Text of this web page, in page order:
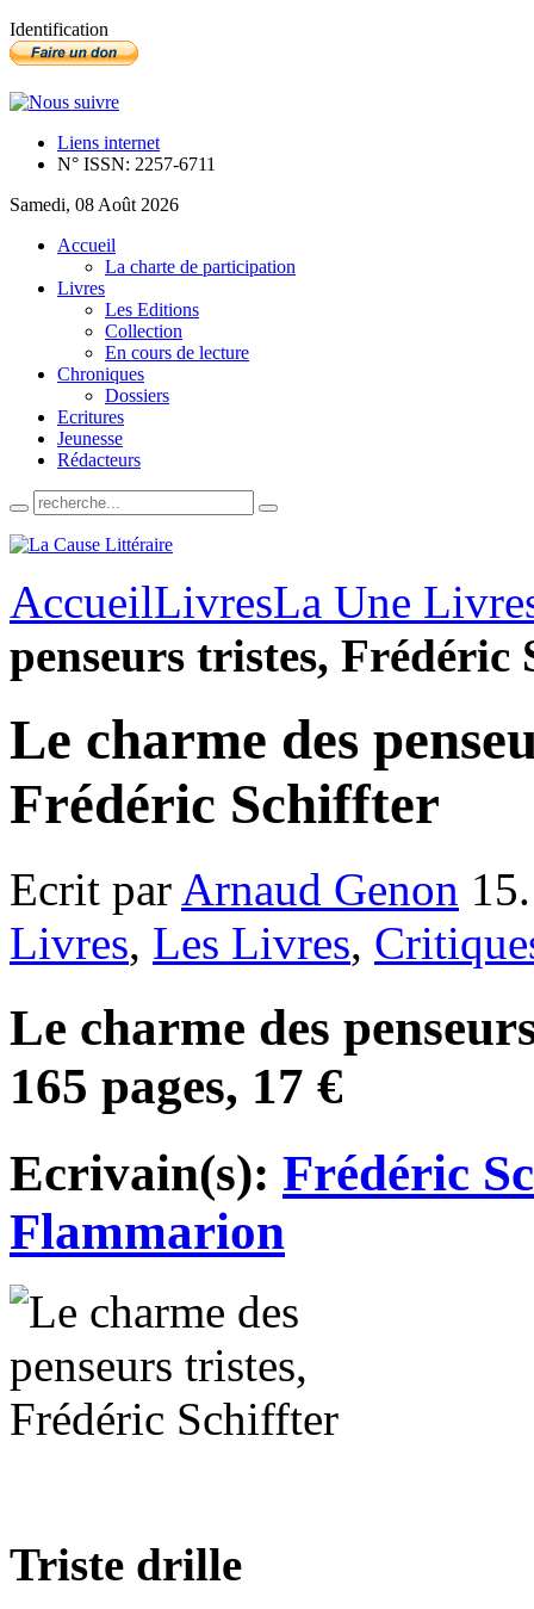
Identification
Liens internet
N° ISSN: 2257-6711
Samedi, 08 Août 2026
Accueil
La charte de participation
Livres
Les Editions
Collection
En cours de lecture
Chroniques
Dossiers
Ecritures
Jeunesse
Rédacteurs
AccueilLivresLa Une
penseurs tristes, Frédéric
Le charme des
Frédéric Schiffter
Ecrit par Arnaud Genon
Livres, Les Livres,
Le charme des
165 pages, 17 €
Ecrivain(s): Frédéric
Flammarion
Triste drille